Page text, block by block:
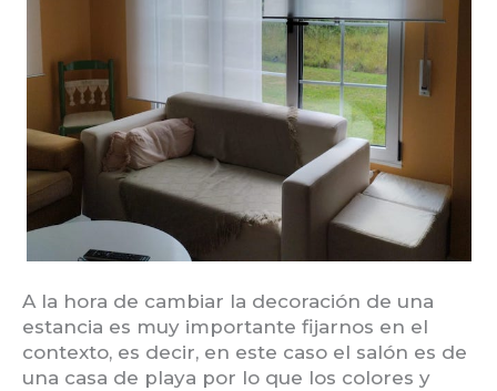
A la hora de cambiar la decoración de una
estancia es muy importante fijarnos en el
contexto, es decir, en este caso el salón es de
una casa de playa por lo que los colores y